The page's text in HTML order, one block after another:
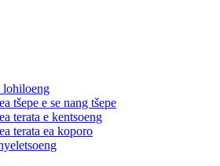
lohiloeng
tšepe e se nang tšepe
terata e kentsoeng
terata ea koporo